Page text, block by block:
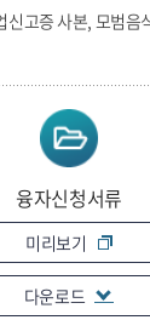
신고증 사본, 모범음
융자신청서류
미리보기
다운로드